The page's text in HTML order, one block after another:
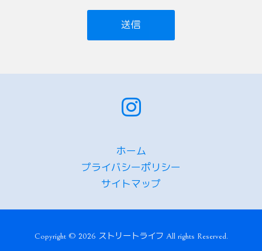
ホーム
プライバシーポリシー
サイトマップ
Copyright © 2026 ストリートライフ All rights Reserved.